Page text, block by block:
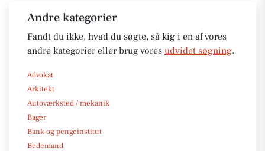
Andre kategorier
Fandt du ikke, hvad du søgte, så kig i en af vores
andre kategorier eller brug vores udvidet søgning.
Advokat
Arkitekt
Autoværksted / mekanik
Bager
Bank og pengeinstitut
Bedemand